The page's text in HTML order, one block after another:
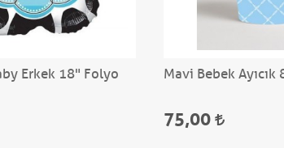
Erkek 18" Folyo
Mavi Bebek Ayıcık
75,00